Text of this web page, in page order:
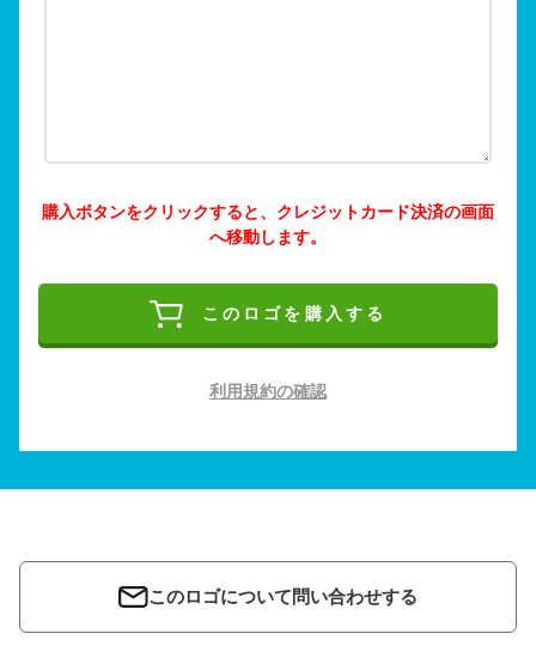
購入ボタンをクリックすると、クレジットカード決済の画面
へ移動します。
このロゴを購入する
利用規約の確認
このロゴについて問い合わせする